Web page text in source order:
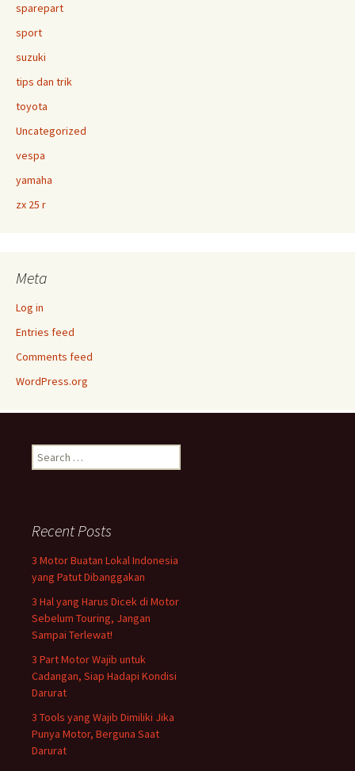
sparepart
sport
suzuki
tips dan trik
toyota
Uncategorized
vespa
yamaha
zx 25 r
Meta
Log in
Entries feed
Comments feed
WordPress.org
Search
for:
Recent Posts
3 Motor Buatan Lokal Indonesia
yang Patut Dibanggakan
3 Hal yang Harus Dicek di Motor
Sebelum Touring, Jangan
Sampai Terlewat!
3 Part Motor Wajib untuk
Cadangan, Siap Hadapi Kondisi
Darurat
3 Tools yang Wajib Dimiliki Jika
Punya Motor, Berguna Saat
Darurat